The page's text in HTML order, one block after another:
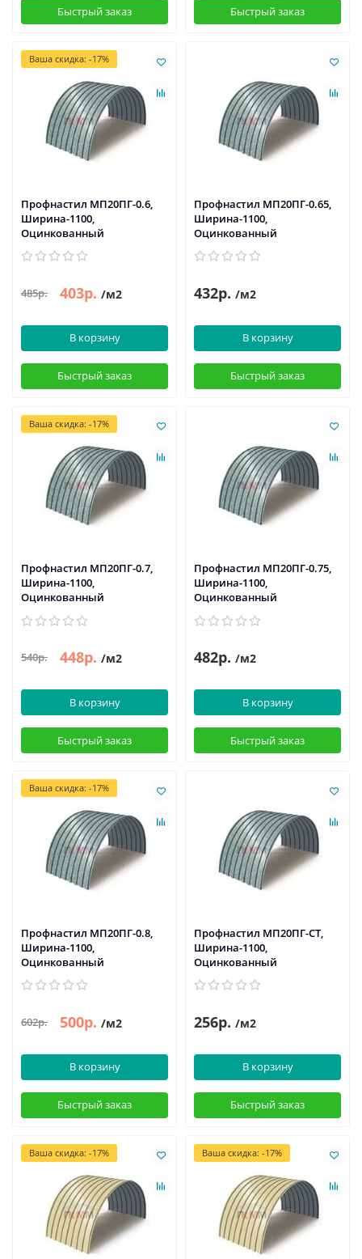
Быстрый заказ Быстрый заказ
Ваша скидка: -17%
Профнастил МП20ПГ-0.6,
Ширина-1100,
Оцинкованный
485р. 403р. /м2
В корзину
Быстрый заказ
Профнастил МП20ПГ-0.65,
Ширина-1100,
Оцинкованный
432р. /м2
В корзину
Быстрый заказ
Ваша скидка: -17%
Профнастил МП20ПГ-0.7,
Ширина-1100,
Оцинкованный
540р. 448р. /м2
В корзину
Быстрый заказ
Профнастил МП20ПГ-0.75,
Ширина-1100,
Оцинкованный
482р. /м2
В корзину
Быстрый заказ
Ваша скидка: -17%
Профнастил МП20ПГ-0.8,
Ширина-1100,
Оцинкованный
602р. 500р. /м2
В корзину
Быстрый заказ
Профнастил МП20ПГ-СТ,
Ширина-1100,
Оцинкованный
256р. /м2
В корзину
Быстрый заказ
Ваша скидка: -17% Ваша скидка: -17%